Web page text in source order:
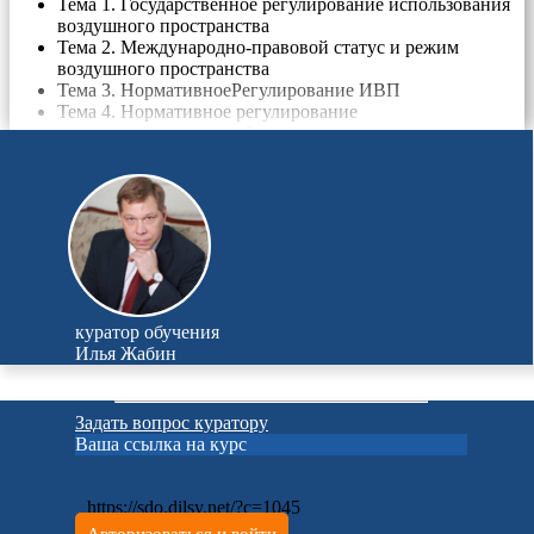
Тема 1. Государственное регулирование использования
воздушного пространства
Тема 2. Международно-правовой статус и режим
воздушного пространства
Тема 3. НормативноеРегулирование ИВП
Тема 4. Нормативное регулирование
аэронавигационного обслуживания полетов
использования воздушного пространства
куратор обучения
Илья Жабин
Задать вопрос куратору
Ваша ссылка на курс
https://sdo.dilsy.net/?c=1045